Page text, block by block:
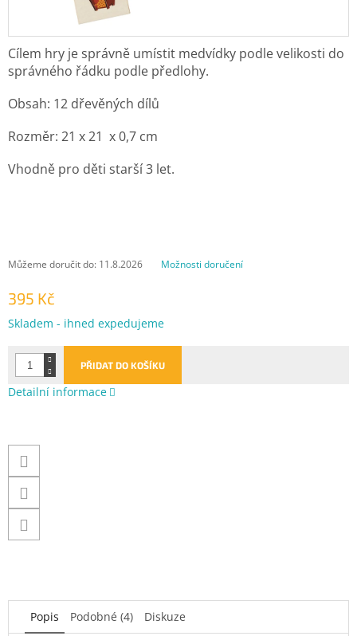
395 Kč
Měrná
Skladem - ihned expedujeme
Můžeme doručit do: 11.8.2026 Možnosti doručení
PŘIDAT DO KOŠÍKU
Cílem hry je správně umístit medvídky podle velikosti do
správného řádku podle předlohy.
Obsah: 12 dřevěných dílů
Rozměr: 21 x 21 x 0,7 cm
Vhodně pro děti starší 3 let.
Detailní informace
Popis Podobné (4) Diskuze